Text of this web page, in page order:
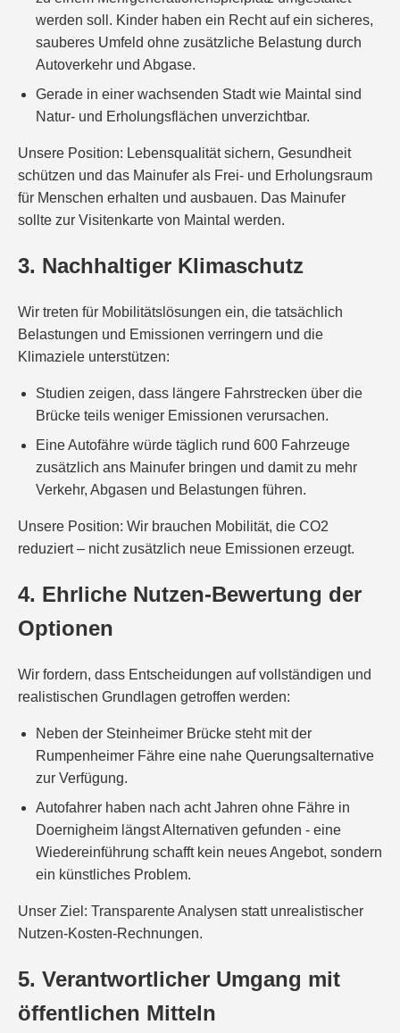
werden soll. Kinder haben ein Recht auf ein sicheres,
sauberes Umfeld ohne zusätzliche Belastung durch
Autoverkehr und Abgase.
Gerade in einer wachsenden Stadt wie Maintal sind
Natur- und Erholungsflächen unverzichtbar.
Unsere Position: Lebensqualität sichern, Gesundheit
schützen und das Mainufer als Frei- und Erholungsraum
für Menschen erhalten und ausbauen. Das Mainufer
sollte zur Visitenkarte von Maintal werden.
3. Nachhaltiger Klimaschutz
Wir treten für Mobilitätslösungen ein, die tatsächlich
Belastungen und Emissionen verringern und die
Klimaziele unterstützen:
Studien zeigen, dass längere Fahrstrecken über die
Brücke teils weniger Emissionen verursachen.
Eine Autofähre würde täglich rund 600 Fahrzeuge
zusätzlich ans Mainufer bringen und damit zu mehr
Verkehr, Abgasen und Belastungen führen.
Unsere Position: Wir brauchen Mobilität, die CO2
reduziert – nicht zusätzlich neue Emissionen erzeugt.
4. Ehrliche Nutzen-Bewertung der
Optionen
Wir fordern, dass Entscheidungen auf vollständigen und
realistischen Grundlagen getroffen werden:
Neben der Steinheimer Brücke steht mit der
Rumpenheimer Fähre eine nahe Querungsalternative
zur Verfügung.
Autofahrer haben nach acht Jahren ohne Fähre in
Doernigheim längst Alternativen gefunden - eine
Wiedereinführung schafft kein neues Angebot, sondern
ein künstliches Problem.
Unser Ziel: Transparente Analysen statt unrealistischer
Nutzen-Kosten-Rechnungen.
5. Verantwortlicher Umgang mit
öffentlichen Mitteln